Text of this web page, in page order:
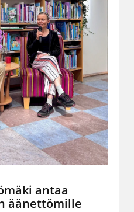
antaa
äänettömille